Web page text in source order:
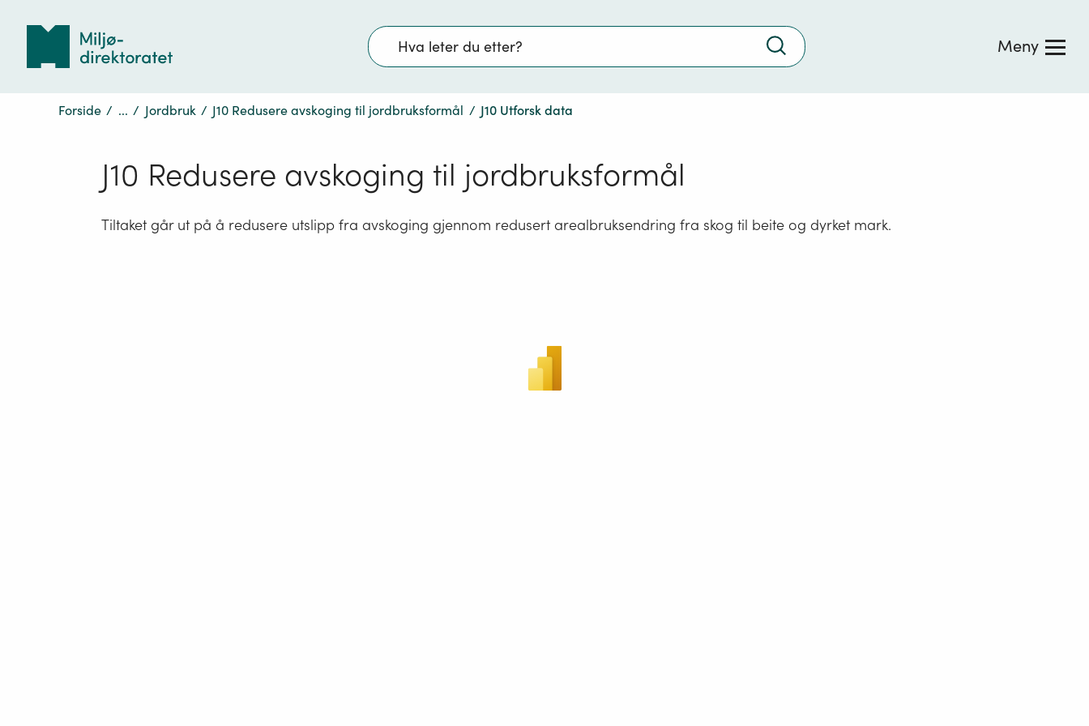
Søk
Trykk
søke
Meny
Forside / ... / Jordbruk / J10 Redusere avskoging til jordbruksformål / J10 Utforsk data
J10 Redusere avskoging til jordbruksformål
Tiltaket går ut på å redusere utslipp fra avskoging gjennom redusert arealbruksendring fra skog til beite og dyrket mark.